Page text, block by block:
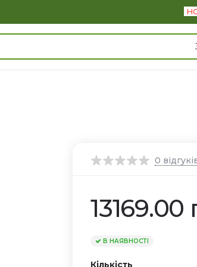
0
13169.00
В НАЯВНОСТІ
Кількість